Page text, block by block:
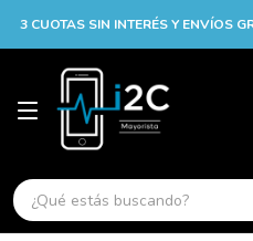
3 CUOTAS SIN INTERÉS Y ENVÍOS